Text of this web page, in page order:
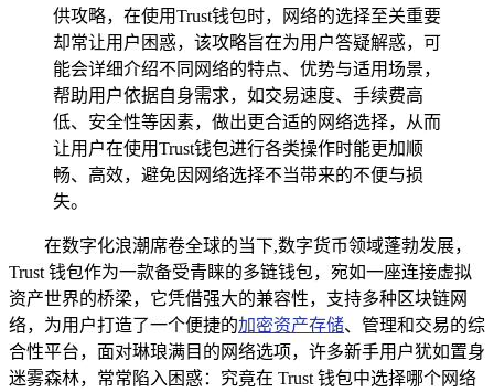
供攻略，在使用Trust钱包时，网络的选择至关重要
却常让用户困惑，该攻略旨在为用户答疑解惑，可
能会详细介绍不同网络的特点、优势与适用场景，
帮助用户依据自身需求，如交易速度、手续费高
低、安全性等因素，做出更合适的网络选择，从而
让用户在使用Trust钱包进行各类操作时能更加顺
畅、高效，避免因网络选择不当带来的不便与损
失。
在数字化浪潮席卷全球的当下,数字货币领域蓬勃发展，
Trust 钱包作为一款备受青睐的多链钱包，宛如一座连接虚拟
资产世界的桥梁，它凭借强大的兼容性，支持多种区块链网
络，为用户打造了一个便捷的加密资产存储、管理和交易的综
合性平台，面对琳琅满目的网络选项，许多新手用户犹如置身
迷雾森林，常常陷入困惑：究竟在 Trust 钱包中选择哪个网络